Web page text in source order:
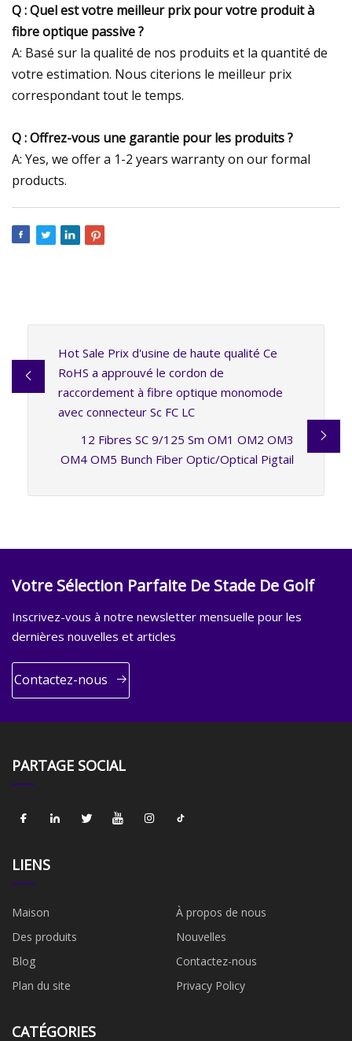
Q : Quel est votre meilleur prix pour votre produit à
fibre optique passive ?
A: Basé sur la qualité de nos produits et la quantité de
votre estimation. Nous citerions le meilleur prix
correspondant tout le temps.
Q : Offrez-vous une garantie pour les produits ?
A: Yes, we offer a 1-2 years warranty on our formal
products.
Hot Sale Prix d'usine de haute qualité Ce
RoHS a approuvé le cordon de
raccordement à fibre optique monomode
avec connecteur Sc FC LC
12 Fibres SC 9/125 Sm OM1 OM2 OM3
OM4 OM5 Bunch Fiber Optic/Optical Pigtail
Votre Sélection Parfaite De Stade De Golf
Inscrivez-vous à notre newsletter mensuelle pour les
dernières nouvelles et articles
Contactez-nous
PARTAGE SOCIAL
LIENS
Maison
À propos de nous
Des produits
Nouvelles
Blog
Contactez-nous
Plan du site
Privacy Policy
CATÉGORIES